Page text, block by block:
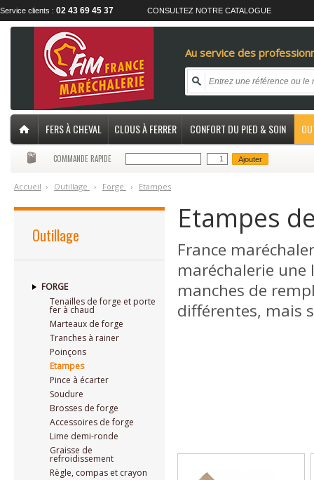
Service clients : 02 43 69 45 37 CONSULTEZ NOTRE CATALOGUE
Au service des
FERS À CHEVAL CLOUS À FERRER CONFORT DU PIED & SOIN
COMMANDE RAPIDE Ajouter
Accueil › Outillage › Forge › Etampes
Outillage
FORGE
Tenailles de forge et porte
fer à chaud
Marteaux de forge
Tranches à rainer
Poinçons
Etampes
Pince à écarter
Soudure
Brosses de forge
Accessoires de forge
Lime demi-ronde
Graisse de
refroidissement
Règle, compas et crayon
Etampes
France
maréchalerie
manches de
différentes, mais